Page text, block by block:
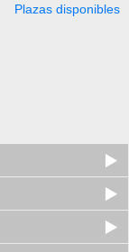
Plazas disponibles